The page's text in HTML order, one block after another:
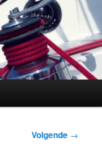
Volgende →